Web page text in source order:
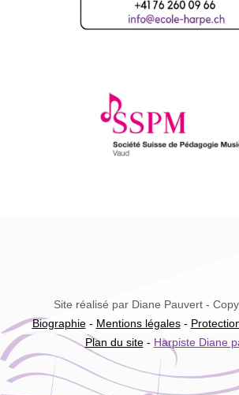
Site réalisé par Diane Pauvert -
Biographie- Mentions légales-
Plan du site- Harpiste Diane